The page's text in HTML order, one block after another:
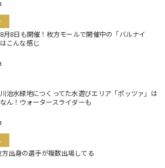
月8日も開催！枚方モールで開催中の「バルナイ
こんな感じ
治水緑地につくってた水遊びエリア「ポッツァ」は
ん！ウォータースライダーも
方出身の選手が複数出場してる